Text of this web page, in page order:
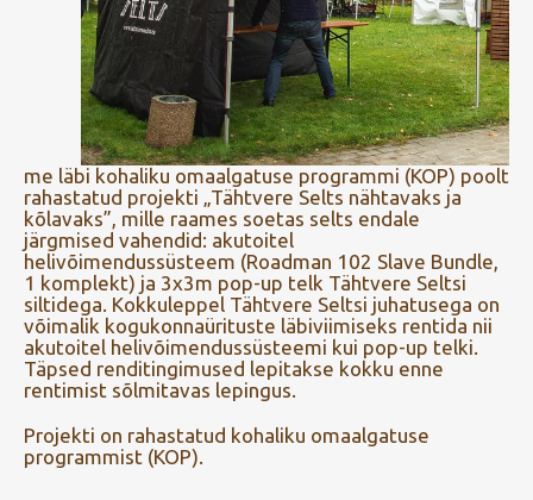
me läbi kohaliku omaalgatuse programmi (KOP) poolt
rahastatud projekti „Tähtvere Selts nähtavaks ja
kõlavaks”, mille raames soetas selts endale
järgmised vahendid: akutoitel
helivõimendussüsteem (Roadman 102 Slave Bundle,
1 komplekt) ja 3x3m pop-up telk Tähtvere Seltsi
siltidega. Kokkuleppel Tähtvere Seltsi juhatusega on
võimalik kogukonnaürituste läbiviimiseks rentida nii
akutoitel helivõimendussüsteemi kui pop-up telki.
Täpsed renditingimused lepitakse kokku enne
rentimist sõlmitavas lepingus.
Projekti on rahastatud kohaliku omaalgatuse
programmist (KOP).